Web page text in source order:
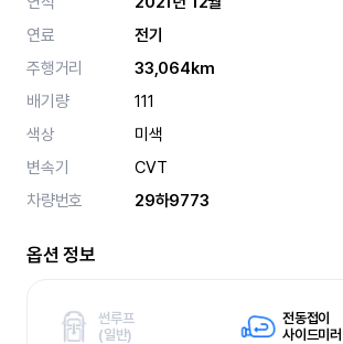
연료
전기
주행거리
33,064km
배기량
111
색상
미색
변속기
CVT
차량번호
29하9773
옵션 정보
썬루프
(일반)
전동접이
사이드미러